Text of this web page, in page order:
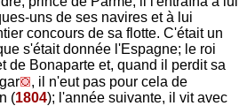
uns de ses navires et à lui
concours de sa flotte. C'était un
s'était donnée l'Espagne; le roi
de Bonaparte et, quand il perdit sa
, il n'eut pas pour cela de
(1804); l'année suivante, il vit avec